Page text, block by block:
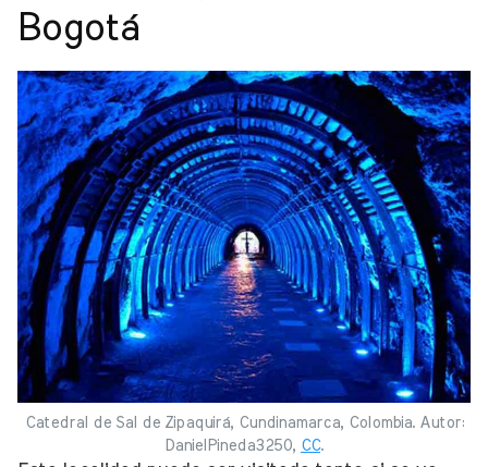
Bogotá
Catedral de Sal de Zipaquirá, Cundinamarca, Colombia. Autor:
DanielPineda3250, CC.